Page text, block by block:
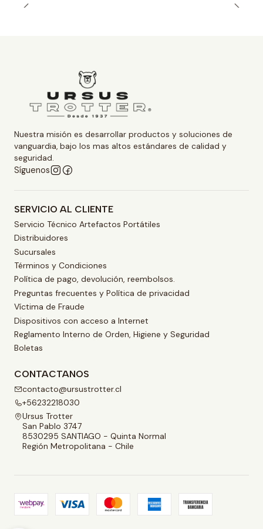
Nuestra misión es desarrollar productos y soluciones de
vanguardia, bajo los mas altos estándares de calidad y
seguridad.
Síguenos
SERVICIO AL CLIENTE
Servicio Técnico Artefactos Portátiles
Distribuidores
Sucursales
Términos y Condiciones
Política de pago, devolución, reembolsos.
Preguntas frecuentes y Política de privacidad
Víctima de Fraude
Dispositivos con acceso a Internet
Reglamento Interno de Orden, Higiene y Seguridad
Boletas
CONTACTANOS
contacto@ursustrotter.cl
+56232218030
Ursus Trotter
San Pablo 3747
8530295 SANTIAGO - Quinta Normal
Región Metropolitana - Chile